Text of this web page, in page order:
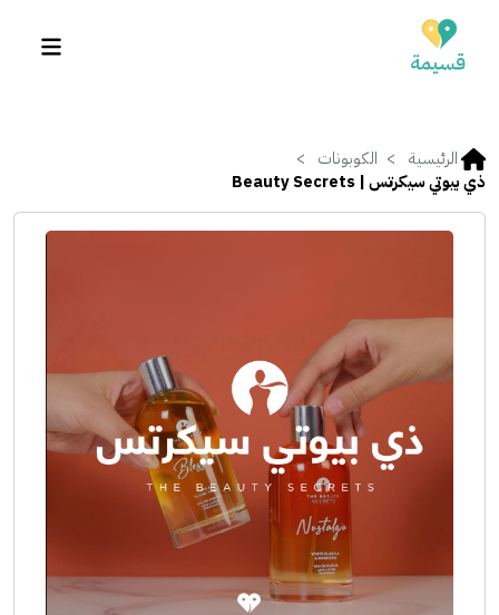
الرئيسية
الكوبونات
ذي بيوتي سيكرتس | Beauty Secrets